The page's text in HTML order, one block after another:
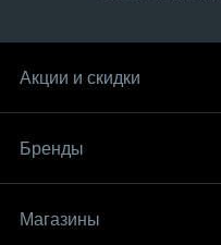
Акции и скидки
Бренды
Магазины